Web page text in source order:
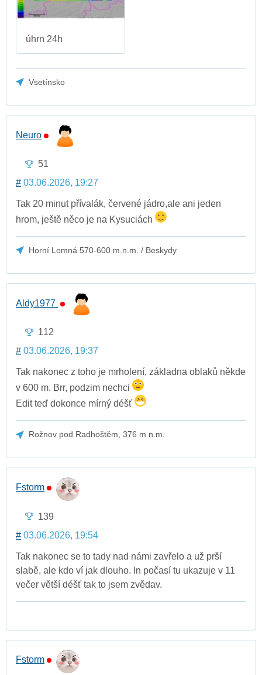
úhrn 24h
Vsetínsko
Neuro
51
# 03.06.2026, 19:27
Tak 20 minut přívalák, červené jádro,ale ani jeden
hrom, ještě něco je na Kysuciách
Horní Lomná 570-600 m.n.m. / Beskydy
Aldy1977
112
# 03.06.2026, 19:37
Tak nakonec z toho je mrholení, základna oblaků někde
v 600 m. Brr, podzim nechci
Edit teď dokonce mírný déšť
Rožnov pod Radhoštěm, 376 m n.m.
Fstorm
139
# 03.06.2026, 19:54
Tak nakonec se to tady nad námi zavřelo a už prší
slabě, ale kdo ví jak dlouho. In počasí tu ukazuje v 11
večer větší déšť tak to jsem zvědav.
Fstorm